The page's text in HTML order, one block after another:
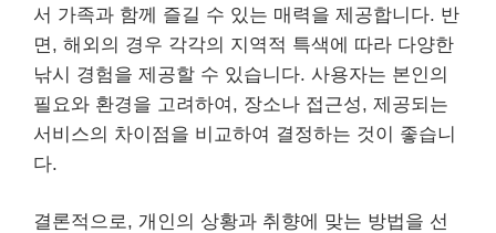
서 가족과 함께 즐길 수 있는 매력을 제공합니다. 반
면, 해외의 경우 각각의 지역적 특색에 따라 다양한
낚시 경험을 제공할 수 있습니다. 사용자는 본인의
필요와 환경을 고려하여, 장소나 접근성, 제공되는
서비스의 차이점을 비교하여 결정하는 것이 좋습니
다.
결론적으로, 개인의 상황과 취향에 맞는 방법을 선